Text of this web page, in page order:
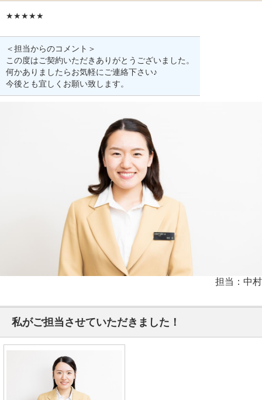
★★★★★
＜担当からのコメント＞
この度はご契約いただきありがとうございました。
何かありましたらお気軽にご連絡下さい♪
今後とも宜しくお願い致します。
担当：中村
私がご担当させていただきました！